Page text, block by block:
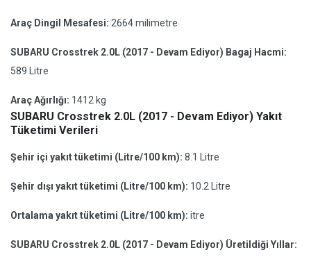
Araç Dingil Mesafesi: 2664 milimetre
SUBARU Crosstrek 2.0L (2017 - Devam Ediyor) Bagaj Hacmi:
589 Litre
Araç Ağırlığı: 1412 kg
SUBARU Crosstrek 2.0L (2017 - Devam Ediyor) Yakıt
Tüketimi Verileri
Şehir içi yakıt tüketimi (Litre/100 km): 8.1 Litre
Şehir dışı yakıt tüketimi (Litre/100 km): 10.2 Litre
Ortalama yakıt tüketimi (Litre/100 km): itre
SUBARU Crosstrek 2.0L (2017 - Devam Ediyor) Üretildiği Yıllar: